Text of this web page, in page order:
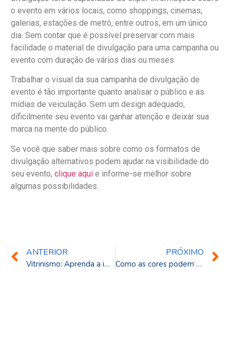
o evento em vários locais, como shoppings, cinemas,
galerias, estações de metrô, entre outros, em um único
dia. Sem contar que é possível preservar com mais
facilidade o material de divulgação para uma campanha ou
evento com duração de vários dias ou meses.
Trabalhar o visual da sua campanha de divulgação de
evento é tão importante quanto analisar o público e as
mídias de veiculação. Sem um design adequado,
dificilmente seu evento vai ganhar atenção e deixar sua
marca na mente do público.
Se você que saber mais sobre como os formatos de
divulgação alternativos podem ajudar na visibilidade do
seu evento, clique aqui e informe-se melhor sobre
algumas possibilidades.
ANTERIOR
Vitrinismo: Aprenda a impactar clientes à primeira vista
PRÓXIMO
Como as cores podem ajudar as vendas no PDV